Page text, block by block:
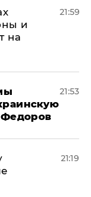
и
на
21:59
21:53
21:19